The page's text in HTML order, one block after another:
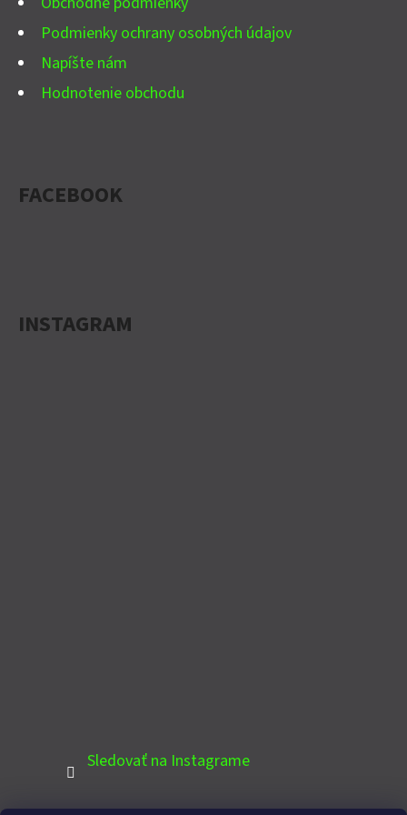
Podmienky ochrany osobných údajov
Napíšte nám
Hodnotenie obchodu
FACEBOOK
INSTAGRAM
Sledovať na Instagrame